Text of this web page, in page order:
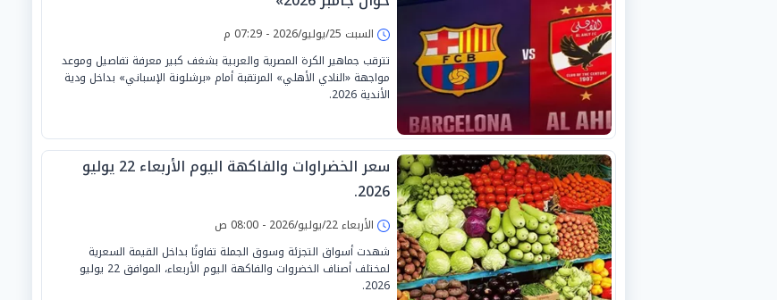
السبت 25/يوليو/2026 - 07:29 م
تترقب جماهير الكرة المصرية والعربية بشغف كبير معرفة تفاصيل وموعد
مواجهة «النادي الأهلي» المرتقبة أمام «برشلونة الإسباني» بداخل ودية
الأندية 2026.
سعر الخضراوات والفاكهة اليوم الأربعاء 22 يوليو
2026.
الأربعاء 22/يوليو/2026 - 08:00 ص
شهدت أسواق التجزئة وسوق الجملة تفاوتًا بداخل القيمة السعرية
لمختلف أصناف الخضروات والفاكهة اليوم الأربعاء، الموافق 22 يوليو
2026.